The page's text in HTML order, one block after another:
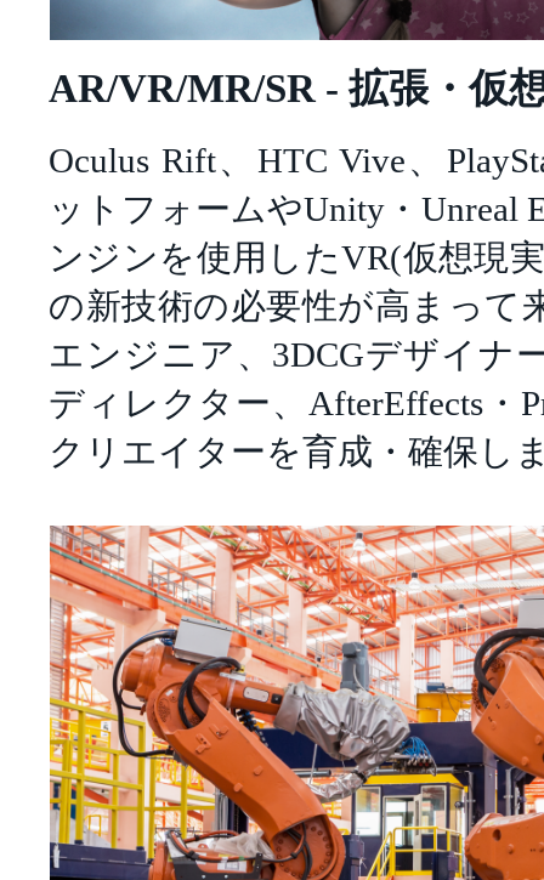
AR/VR/MR/SR - 拡張・仮
Oculus Rift、HTC Vive、
ットフォームやUnity・Unreal
ンジンを使用したVR(仮想現
の新技術の必要性が高まって
エンジニア、3DCGデザイナ
ディレクター、AfterEffects・
クリエイターを育成・確保し